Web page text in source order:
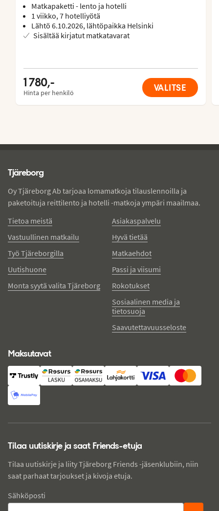
Matkapaketti - lento ja hotelli
1 viikko, 7 hotelliyötä
Lähtö 6.10.2026, lähtöpaikka Helsinki
Sisältää kirjatut matkatavarat
1 780,-
Hinta per henkilö VALITSE
Tjäreborg
Oy Tjäreborg Ab tarjoaa lomamatkoja tilauslennoilla ja
paketoituja reittilento ja hotelli -matkoja ympäri maailmaa.
Tietoa meistä
Vastuullinen matkailu
Työ Tjäreborgilla
Uutishuone
Monta syytä valita Tjäreborg
Asiakaspalvelu
Hyvä tietää
Matkaehdot
Passi ja viisumi
Rokotukset
Sosiaalinen media ja
tietosuoja
Saavutettavuusseloste
Maksutavat
Tilaa uutiskirje ja saat Friends-etuja
Tilaa uutiskirje ja liity Tjäreborg Friends -jäsenklubiin, niin
saat parhaat tarjoukset ja kivoja etuja.
Sähköposti